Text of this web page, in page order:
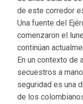
de este corredor
Una fuente del
comenzaron el
continúan
En un contexto de
secuestros a
seguridad es una
de los